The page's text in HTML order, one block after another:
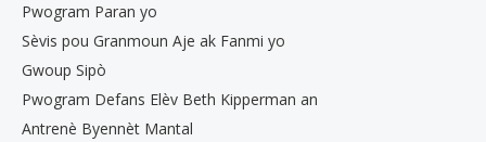
Pwogram Paran yo
Sèvis pou Granmoun Aje ak Fanmi yo
Gwoup Sipò
Pwogram Defans Elèv Beth Kipperman an
Antrenè Byennèt Mantal